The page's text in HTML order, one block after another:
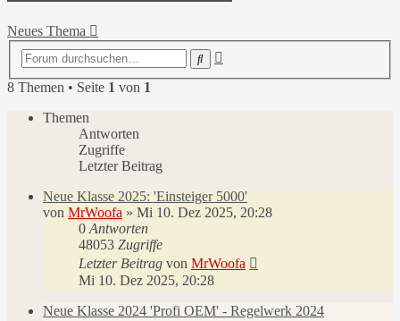
Neues Thema
Suche
8 Themen • Seite 1 von 1
Themen
Antworten
Zugriffe
Letzter Beitrag
Neue Klasse 2025: 'Einsteiger 5000'
von MrWoofa » Mi 10. Dez 2025, 20:28
0 Antworten
48053 Zugriffe
Letzter Beitrag von MrWoofa
Mi 10. Dez 2025, 20:28
Neue Klasse 2024 'Profi OEM' - Regelwerk 2024